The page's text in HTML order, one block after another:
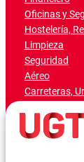
Oficinas y
Hostelería,
Limpieza
Seguridad
Aéreo
Carreteras,
Marítimo-